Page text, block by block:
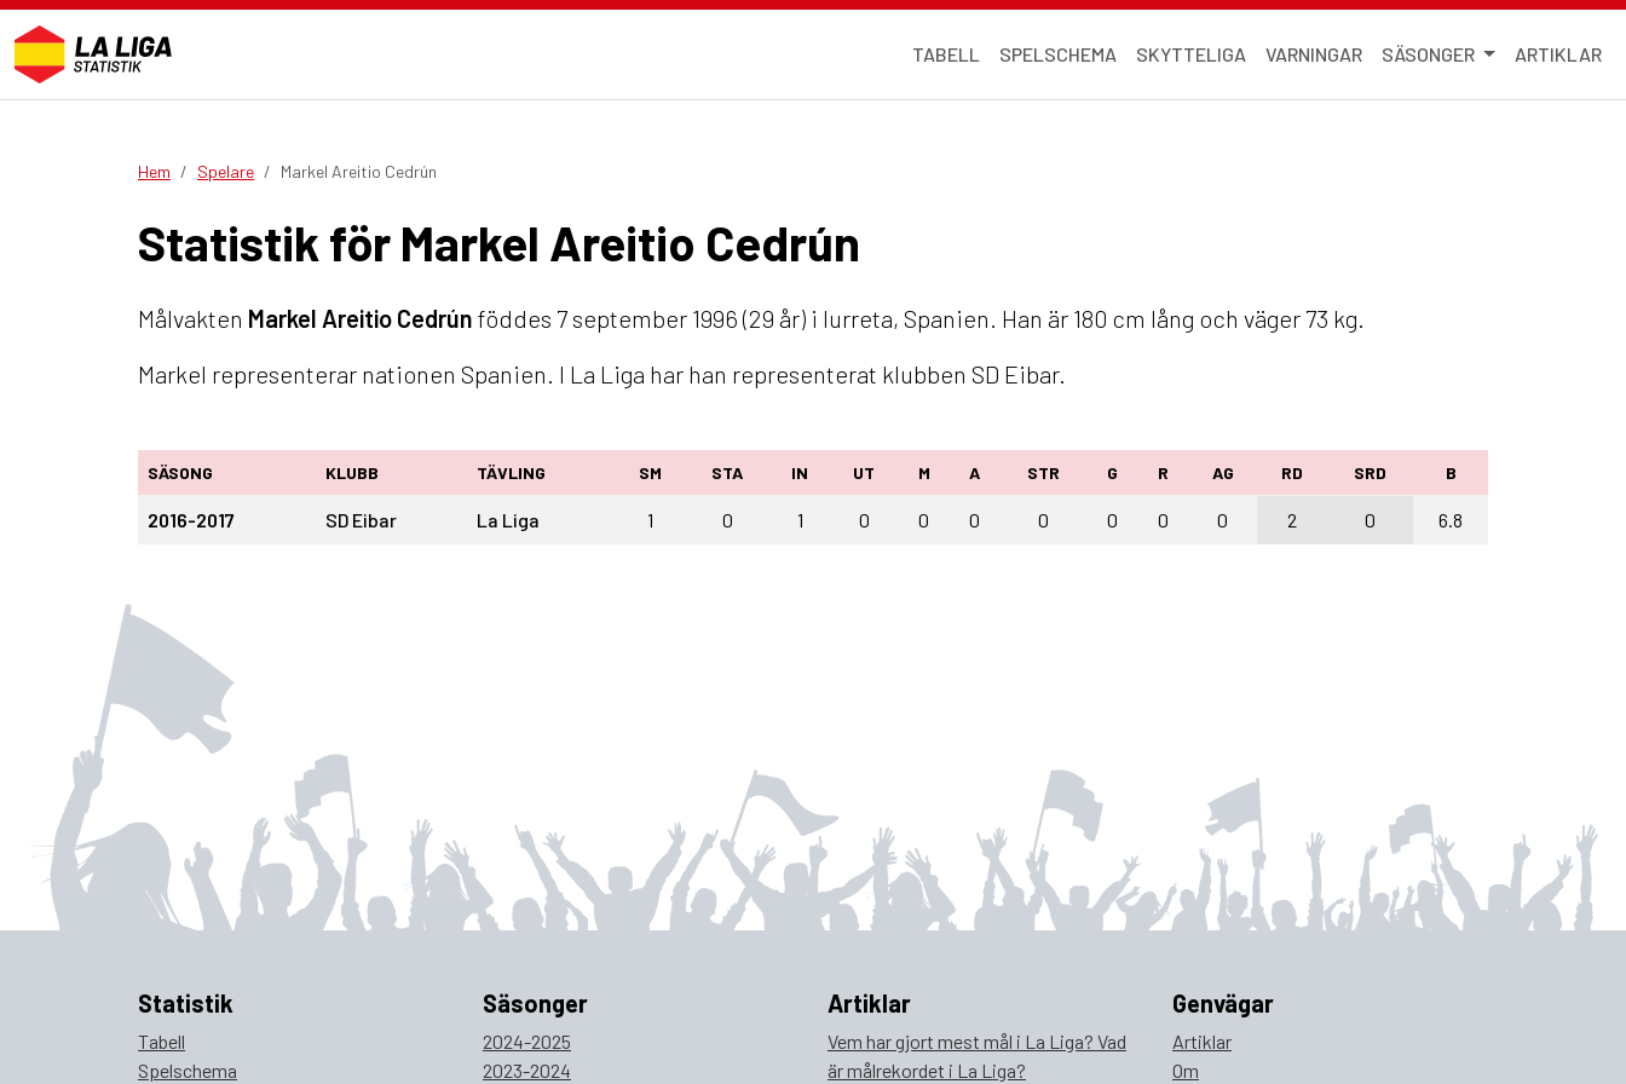
TABELL SPELSCHEMA SKYTTELIGA VARNINGAR SÄSONGER ARTIKLAR
Hem Spelare Markel Areitio Cedrún
Statistik för Markel Areitio Cedrún
Målvakten Markel Areitio Cedrún föddes 7 september 1996 (29 år) i Iurreta, Spanien. Han är 180 cm lång och väger 73 kg.
Markel representerar nationen Spanien. I La Liga har han representerat klubben SD Eibar.
SÄSONG KLUBB TÄVLING SM STA IN UT M A STR G R AG RD SRD B
2016-2017 SD Eibar La Liga 1 0 1 0 0 0 0 0 0 0 2 0 6.8
Statistik
Tabell
Spelschema
Säsonger
2024-2025
2023-2024
Artiklar
Vem har gjort mest mål i La Liga? Vad
är målrekordet i La Liga?
Genvägar
Artiklar
Om